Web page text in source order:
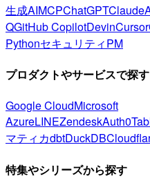
生成AIMCPChatGPTClaude
QGitHub CopilotDevinCursor
PythonセキュリティPM
プロダクトやサービスで探す
Google CloudMicrosoft
AzureLINEZendeskAuth0
マティカdbtDuckDB
特集やシリーズから探す